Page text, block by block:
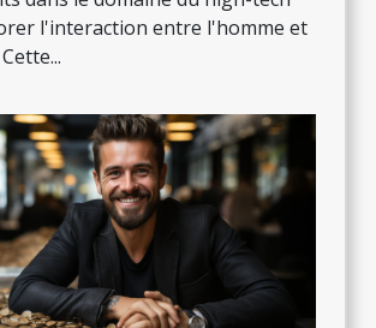
l'interaction entre l'homme et